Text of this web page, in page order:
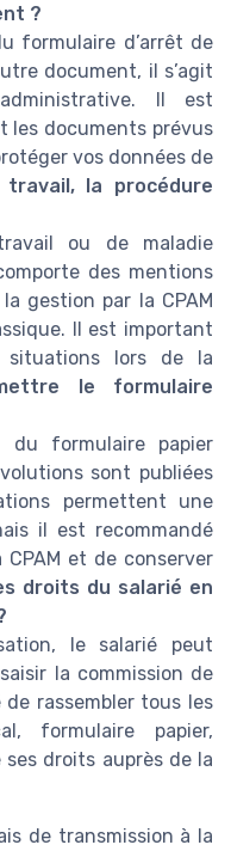
?
formulaire d’arrêt de
document, il s’agit
Il est
les documents prévus
vos données de
travail, la procédure
ou de maladie
des mentions
gestion par la CPAM
Il est important
lors de la
le formulaire
du formulaire papier
sont publiées
permettent une
il est recommandé
et de conserver
droits du salarié en
le salarié peut
la commission de
rassembler tous les
formulaire papier,
ses droits auprès de la
de transmission à la